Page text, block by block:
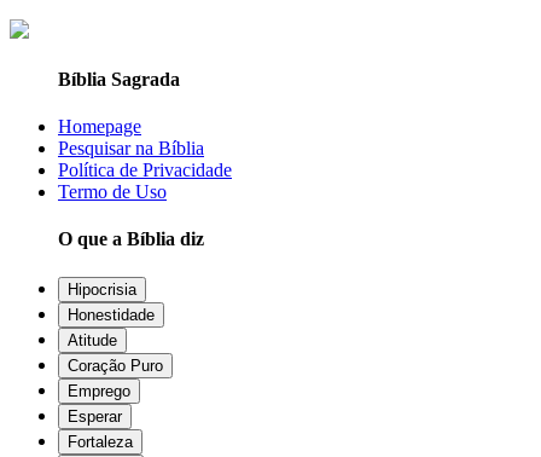
Bíblia Sagrada
Homepage
Pesquisar na Bíblia
Política de Privacidade
Termo de Uso
O que a Bíblia diz
Hipocrisia
Honestidade
Atitude
Coração Puro
Emprego
Esperar
Fortaleza